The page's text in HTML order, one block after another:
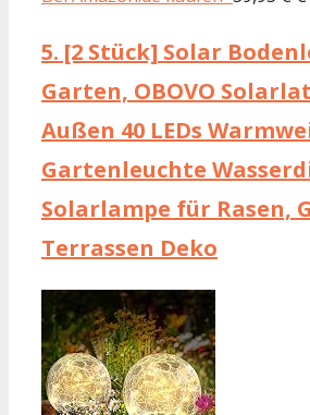
5. [2 Stück] Solar
Garten, OBOVO
Außen 40 LEDs
Gartenleuchte
Solarlampe für Rasen,
Terrassen Deko